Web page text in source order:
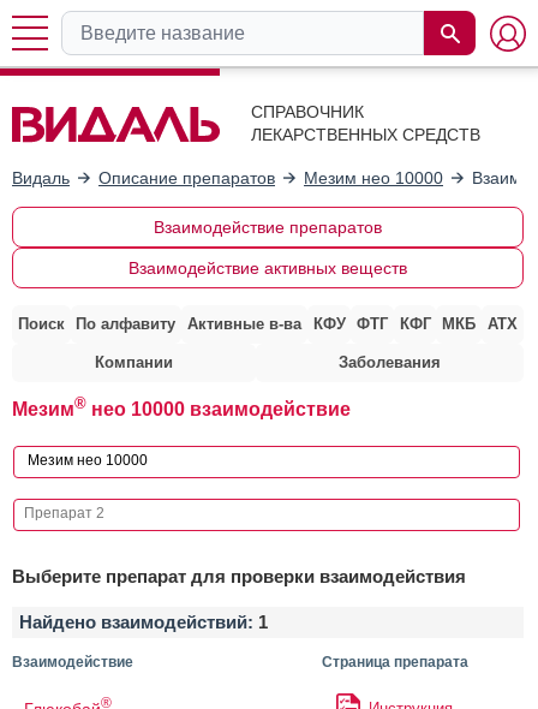
СПРАВОЧНИК
ЛЕКАРСТВЕННЫХ СРЕДСТВ
Видаль Описание препаратов Мезим нео 10000
Взаимодействие препаратов
Взаимодействие активных веществ
Поиск По алфавиту Активные в-ва КФУ ФТГ КФГ МКБ АТХ
Компании Заболевания
Мезим® нео 10000 взаимодействие
Выберите препарат для проверки взаимодействия
Найдено взаимодействий: 1
Взаимодействие Страница препарата
®